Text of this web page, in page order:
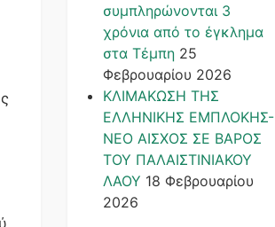
συμπληρώνονται 3
χρόνια από το έγκλημα
στα Τέμπη 25
Φεβρουαρίου 2026
ΚΛΙΜΑΚΩΣΗ ΤΗΣ
ΕΛΛΗΝΙΚΗΣ ΕΜΠΛΟΚΗΣ-
ΝΕΟ ΑΙΣΧΟΣ ΣΕ ΒΑΡΟΣ
ΤΟΥ ΠΑΛΑΙΣΤΙΝΙΑΚΟΥ
ΛΑΟΥ 18 Φεβρουαρίου
2026